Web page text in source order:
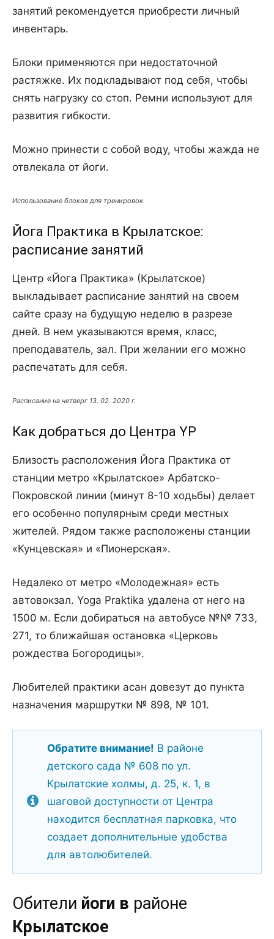
занятий рекомендуется приобрести личный
инвентарь.
Блоки применяются при недостаточной
растяжке. Их подкладывают под себя, чтобы
снять нагрузку со стоп. Ремни используют для
развития гибкости.
Можно принести с собой воду, чтобы жажда не
отвлекала от йоги.
Использование блоков для тренировок
Йога Практика в Крылатское:
расписание занятий
Центр «Йога Практика» (Крылатское)
выкладывает расписание занятий на своем
сайте сразу на будущую неделю в разрезе
дней. В нем указываются время, класс,
преподаватель, зал. При желании его можно
распечатать для себя.
Расписание на четверг 13. 02. 2020 г.
Как добраться до Центра YP
Близость расположения Йога Практика от
станции метро «Крылатское» Арбатско-
Покровской линии (минут 8-10 ходьбы) делает
его особенно популярным среди местных
жителей. Рядом также расположены станции
«Кунцевская» и «Пионерская».
Недалеко от метро «Молодежная» есть
автовокзал. Yoga Praktika удалена от него на
1500 м. Если добираться на автобусе №№ 733,
271, то ближайшая остановка «Церковь
рождества Богородицы».
Любителей практики асан довезут до пункта
назначения маршрутки № 898, № 101.
Обратите внимание! В районе
детского сада № 608 по ул.
Крылатские холмы, д. 25, к. 1, в
шаговой доступности от Центра
находится бесплатная парковка, что
создает дополнительные удобства
для автолюбителей.
Обители йоги в районе
Крылатское